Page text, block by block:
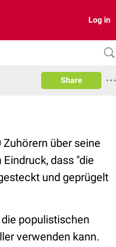
Log in
Share
Zuhörern über seine
dass "die
und geprügelt
populistischen
verwenden kann.